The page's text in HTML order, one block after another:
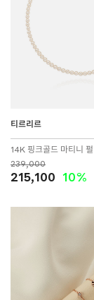
티르리르
14K 핑크골드 마티니 펄
239,000
215,100 10%